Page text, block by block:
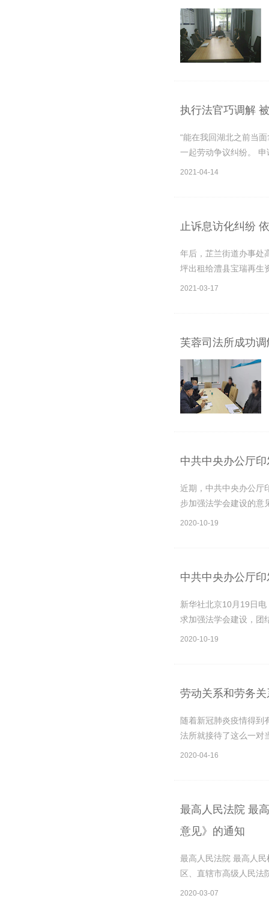
执行法官巧调解
“能在我回湖北之前当
一起劳动争议纠纷。
2021-04-14
止诉息访化纠纷
年后，芷兰街道办事处
坪出租给澧县宝瑞再生
2021-03-17
芙蓉司法所成功
中共中央办公厅
近期，中共中央办公厅
步加强法学会建设的意
2020-10-19
中共中央办公厅
新华社北京10月19日
求加强法学会建设，团
2020-10-19
劳动关系和劳务
随着新冠肺炎疫情得到
法所就接待了这么一对
2020-04-16
最高人民法院 最
意见》的通知
最高人民法院 最高人
区、直辖市高级人民法
2020-03-07